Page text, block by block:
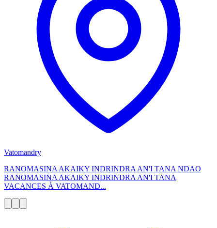
Vatomandry
RANOMASINA AKAIKY INDRINDRA AN'I TANA NDAO
RANOMASINA AKAIKY INDRINDRA AN'I TANA
VACANCES À VATOMAND...